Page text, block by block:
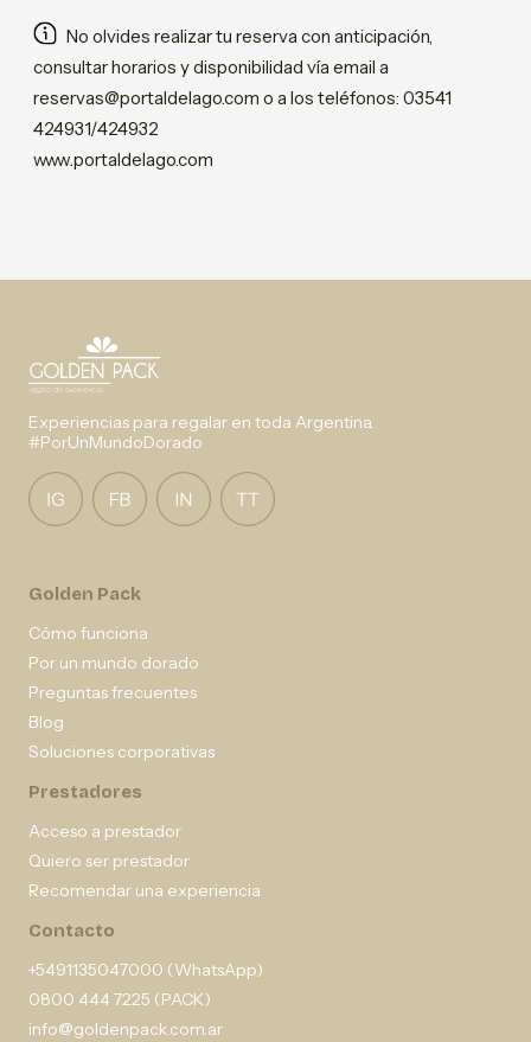
No olvides realizar tu reserva con anticipación,
consultar horarios y disponibilidad vía email a
reservas@portaldelago.com o a los teléfonos: 03541
424931/424932
www.portaldelago.com
Experiencias para regalar en toda Argentina.
#PorUnMundoDorado
Golden Pack
Cómo funciona
Por un mundo dorado
Preguntas frecuentes
Blog
Soluciones corporativas
Prestadores
Acceso a prestador
Quiero ser prestador
Recomendar una experiencia
Contacto
+5491135047000 (WhatsApp)
0800 444 7225 (PACK)
info@goldenpack.com.ar